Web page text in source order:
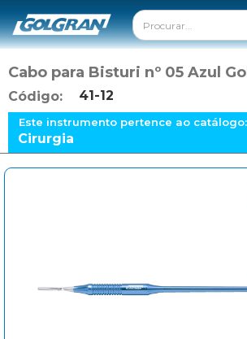
Cabo para Bisturi nº 05 Azul
Código: 41-12
Este instrumento pertence ao catálogo:
Cirurgia